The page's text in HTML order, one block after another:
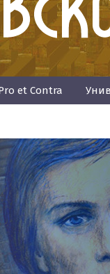
et Contra